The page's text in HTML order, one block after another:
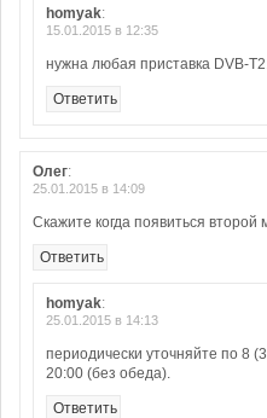
homyak:
15.01.2015 в 12:35
нужна любая приставка DVB-
Ответить
Олег:
25.01.2015 в 14:09
Скажите когда появиться второй
Ответить
homyak:
25.01.2015 в 14:13
периодически уточняйте по 8
20:00 (без обеда).
Ответить